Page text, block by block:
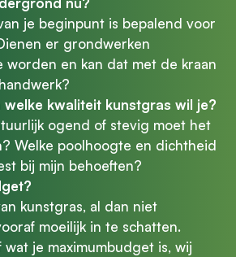
je beginpunt is bepalend voor
er grondwerken
en kan dat met de kraan
welke kwaliteit kunstgras wil je?
ogend of stevig moet het
Welke poolhoogte en dichtheid
bij mijn behoeften?
kunstgras, al dan niet
moeilijk in te schatten.
wat je maximumbudget is, wij